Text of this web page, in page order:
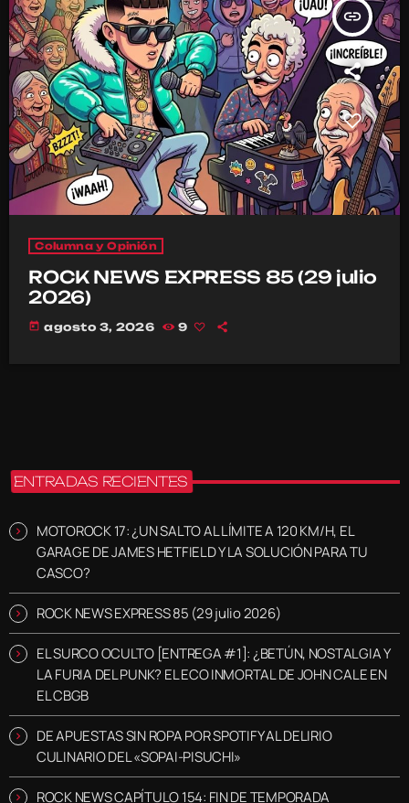
insert_link
Columna y Opinión
ROCK NEWS EXPRESS 85 (29 julio
2026)
today agosto 3, 2026 9
ENTRADAS RECIENTES
MOTOROCK 17: ¿UN SALTO AL LÍMITE A 120 KM/H, EL
GARAGE DE JAMES HETFIELD Y LA SOLUCIÓN PARA TU
CASCO?
ROCK NEWS EXPRESS 85 (29 julio 2026)
EL SURCO OCULTO [ENTREGA #1]: ¿BETÚN, NOSTALGIA Y
LA FURIA DEL PUNK? EL ECO INMORTAL DE JOHN CALE EN
EL CBGB
DE APUESTAS SIN ROPA POR SPOTIFY AL DELIRIO
CULINARIO DEL «SOPAI-PISUCHI»
ROCK NEWS CAPÍTULO 154: FIN DE TEMPORADA